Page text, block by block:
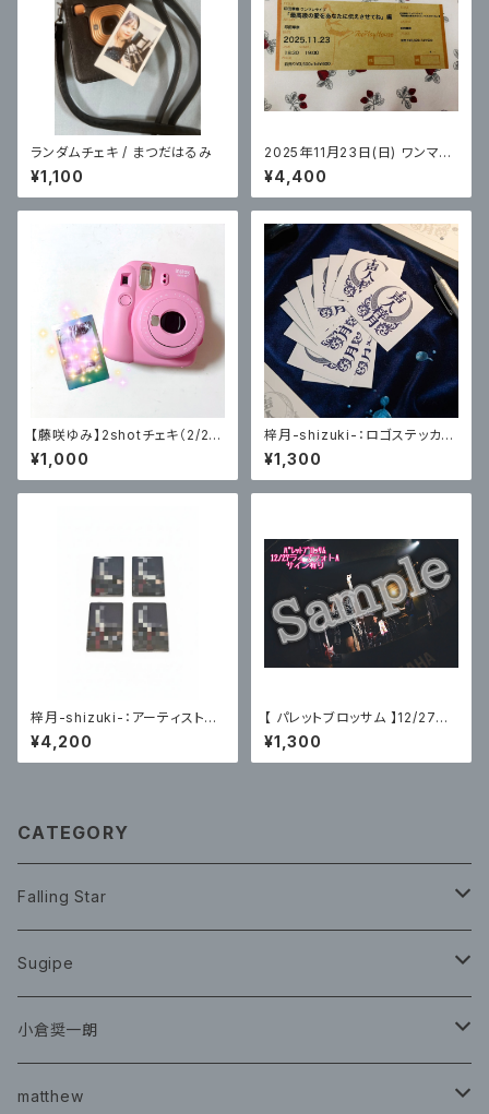
ランダムチェキ / まつだはるみ
¥1,100
2025年11月23日(日) ワンマン
ライブ「最高級の愛をあなたに
伝えさせてね」編 チケット(オリ
ジナルステッカー付き) / 印田華
¥4,400
【藤咲ゆみ】2shotチェキ（2/23
撮影分）
¥1,000
梓月-shizuki-：ロゴステッカー
5枚セット
¥1,300
梓月-shizuki-：アーティスト写
真トレーディングカード(HP編)
各４種コンプリート版
¥4,200
【 パレットブロッサム 】12/27主
催ライブフォトA〈サイン有〉
¥1,300
CATEGORY
Falling Star
CD
グッズ
チェキ ブロマイド
Sugipe
チケット
CD
小倉奨一朗
イベント
matthew